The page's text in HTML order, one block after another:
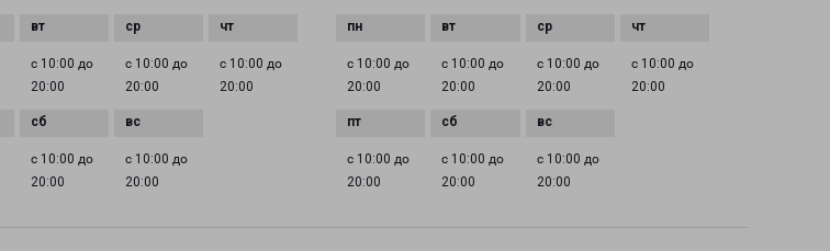
с 10:00 до
20:00
с 10:00 до
20:00
с 10:00 до
20:00
с 10:00 до
20:00
с 10:00 до
20:00
с 10:00 до
20:00
с 10:00 до
20:00
с 10:00 до
20:00
с 10:00 до
20:00
с 10:00 до
20:00
с 10:00 до
20:00
с 10:00 до
20:00